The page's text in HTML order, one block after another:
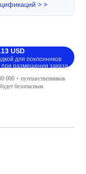
> >
USD
для поклонников
размещении заказа.
000 + путешественников
безопасным